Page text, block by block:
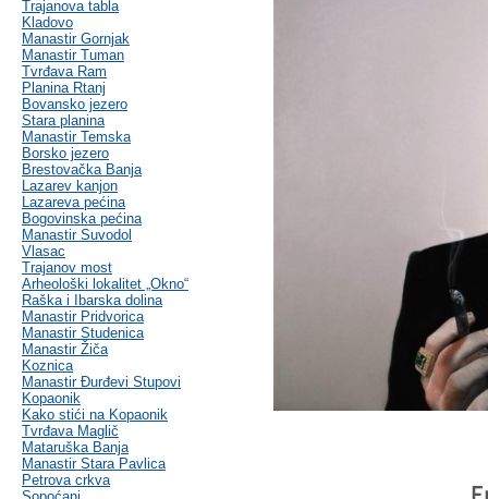
Trajanova tabla
Kladovo
Manastir Gornjak
Manastir Tuman
Tvrđava Ram
Planina Rtanj
Bovansko jezero
Stara planina
Manastir Temska
Borsko jezero
Brestovačka Banja
Lazarev kanjon
Lazareva pećina
Bogovinska pećina
Manastir Suvodol
Vlasac
Trajanov most
Arheološki lokalitet „Okno“
Raška i Ibarska dolina
Manastir Pridvorica
Manastir Studenica
Manastir Žiča
Koznica
Manastir Đurđevi Stupovi
Kopaonik
Kako stići na Kopaonik
Tvrđava Maglič
Mataruška Banja
Manastir Stara Pavlica
Petrova crkva